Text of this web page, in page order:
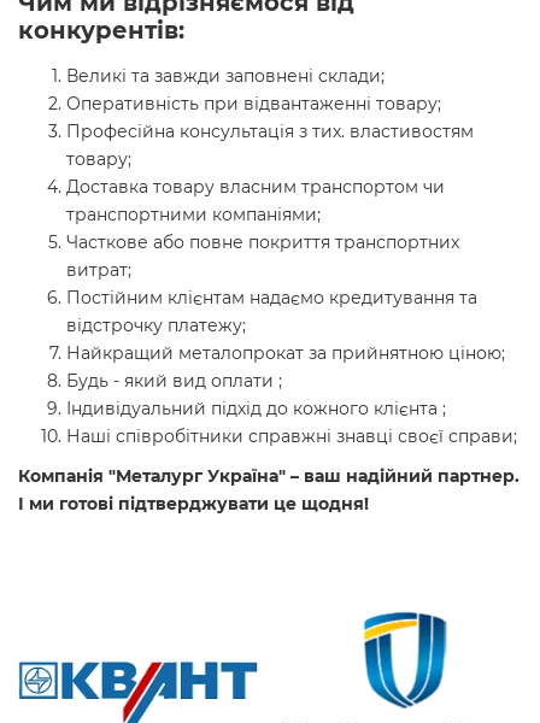
конкурентів:
Великі та завжди заповнені склади;
Оперативність при відвантаженні товару;
Професійна консультація з тих. властивостям
товару;
Доставка товару власним транспортом чи
транспортними компаніями;
Часткове або повне покриття транспортних
витрат;
Постійним клієнтам надаємо кредитування та
відстрочку платежу;
Найкращий металопрокат за прийнятною ціною;
Будь - який вид оплати ;
Індивідуальний підхід до кожного клієнта ;
Наші співробітники справжні знавці своєї справи;
Компанія "Металург Україна" – ваш надійний партнер.
І ми готові підтверджувати це щодня!